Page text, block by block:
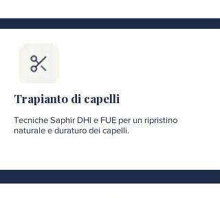
Trapianto di capelli
Tecniche Saphir DHI e FUE per un ripristino
naturale e duraturo dei capelli.